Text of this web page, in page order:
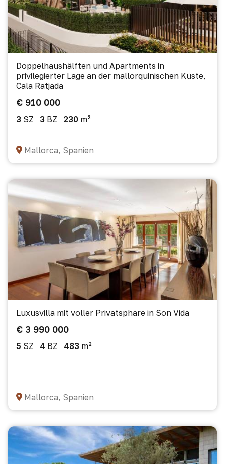
Doppelhaushälften und Apartments in
privilegierter Lage an der mallorquinischen Küste,
Cala Ratjada
€ 910 000
3 SZ 3 BZ 230 m²
Mallorca, Spanien
Luxusvilla mit voller Privatsphäre in Son Vida
€ 3 990 000
5 SZ 4 BZ 483 m²
Mallorca, Spanien